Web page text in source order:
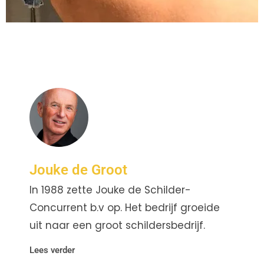
Jouke de Groot
In 1988 zette Jouke de Schilder-
Concurrent b.v op. Het bedrijf groeide
uit naar een groot schildersbedrijf.
Lees verder